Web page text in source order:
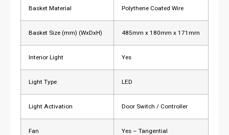
Basket Material Polythene Coated Wire
Basket Size (mm) (WxDxH) 485mm x 180mm x 171mm
Interior Light Yes
Light Type LED
Light Activation Door Switch / Controller
Fan Yes – Tangential